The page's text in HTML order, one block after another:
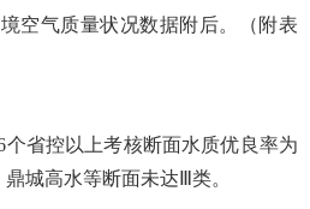
空气质量状况数据附后。（附表
个省控以上考核断面水质优良率为
城高水等断面未达Ⅲ类。